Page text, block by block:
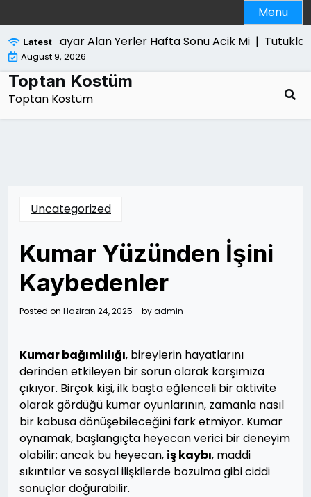
to
content
Menu
Latest
Bilgisayar Alan Yerler Hafta Sonu Acik Mi |
August 9, 2026
Toptan Kostüm
Toptan Kostüm
Uncategorized
Kumar Yüzünden İşini
Kaybedenler
Posted on Haziran 24, 2025 byadmin
Kumar bağımlılığı, bireylerin hayatlarını
derinden etkileyen bir sorun olarak karşımıza
çıkıyor. Birçok kişi, ilk başta eğlenceli bir aktivite
olarak gördüğü kumar oyunlarının, zamanla nasıl
bir kabusa dönüşebileceğini fark etmiyor. Kumar
oynamak, başlangıçta heyecan verici bir deneyim
olabilir; ancak bu heyecan, iş kaybı, maddi
sıkıntılar ve sosyal ilişkilerde bozulma gibi ciddi
sonuçlar doğurabilir.